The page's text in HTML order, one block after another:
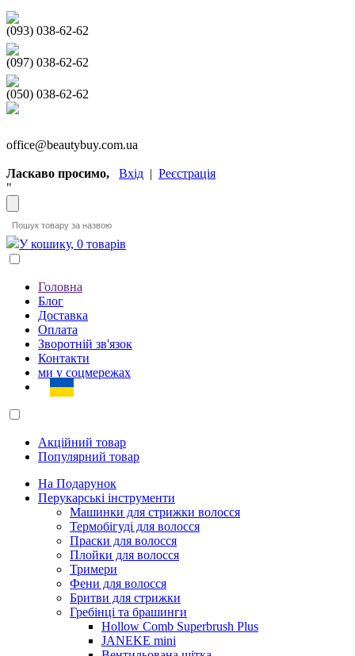
(093) 038-62-62
(097) 038-62-62
(050) 038-62-62
office@beautybuy.com.ua
Ласкаво просимо, Вхід | Реєстрація
"
У кошику, 0 товарів
Головна
Блог
Доставка
Оплата
Зворотній зв'язок
Контакти
ми у соцмережах
Акційний товар
Популярний товар
На Подарунок
Перукарські інструменти
Машинки для стрижки волосся
Термобігуді для волосся
Праски для волосся
Плойки для волосся
Тримери
Фени для волосся
Бритви для стрижки
Гребінці та брашинги
Hollow Comb Superbrush Plus
JANEKE mini